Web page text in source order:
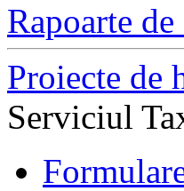
Rapoarte
Proiecte de
Serviciul